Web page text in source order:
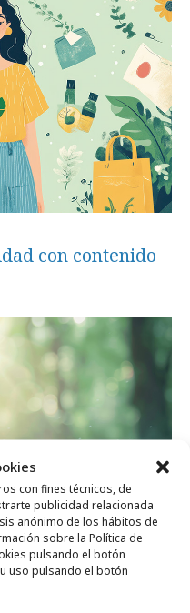
con fines técnicos, de
publicidad relacionada
anónimo de los hábitos de
sobre la Política de
pulsando el botón
uso pulsando el botón
con contenido